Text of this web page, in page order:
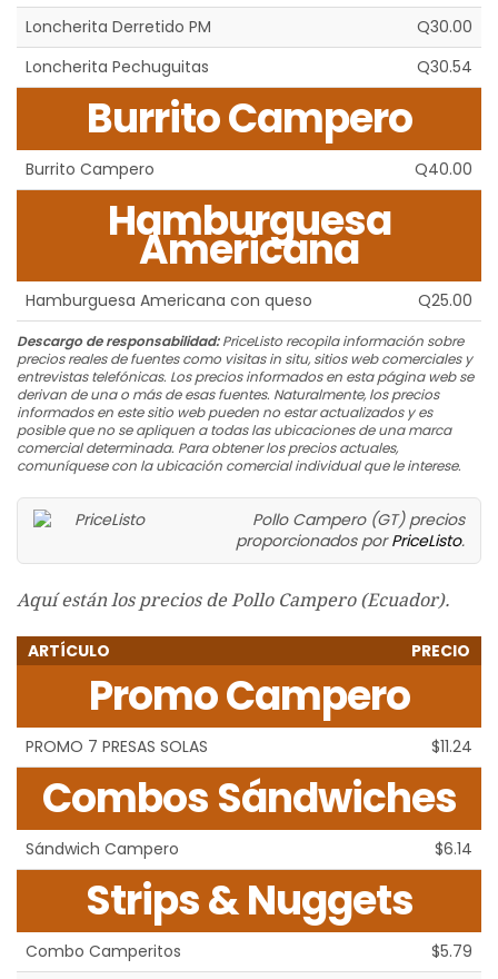
Loncherita Derretido PM
Q30.00
Loncherita Pechuguitas
Q30.54
Burrito Campero
Burrito Campero Q40.00
Hamburguesa
Americana
Hamburguesa Americana con queso Q25.00
Descargo de responsabilidad:PriceListo recopila información sobre
precios reales de fuentes como visitas in situ, sitios web comerciales y
entrevistas telefónicas. Los precios informados en esta página web se
derivan de una o más de esas fuentes. Naturalmente, los precios
informados en este sitio web pueden no estar actualizados y es
posible que no se apliquen a todas las ubicaciones de una marca
comercial determinada. Para obtener los precios actuales,
comuníquese con la ubicación comercial individual que le interese.
Pollo Campero (GT) precios
proporcionados porPriceListo.
Aquí están los precios de Pollo Campero (Ecuador).
ARTÍCULO PRECIO
Promo Campero
PROMO 7 PRESAS SOLAS $11.24
Combos Sándwiches
Sándwich Campero $6.14
Strips & Nuggets
Combo Camperitos
$5.79